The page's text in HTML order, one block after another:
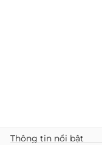
Thông tin nổi bật